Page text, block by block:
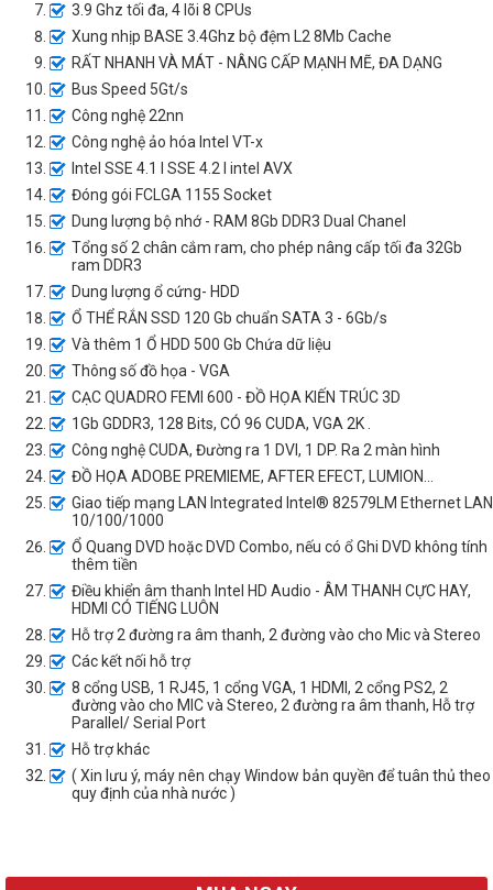
3.9 Ghz tối đa, 4 lõi 8 CPUs
Xung nhịp BASE 3.4Ghz bộ đệm L2 8Mb Cache
RẤT NHANH VÀ MÁT - NÂNG CẤP MẠNH MẼ, ĐA DẠNG
Bus Speed 5Gt/s
Công nghệ 22nn
Công nghệ ảo hóa Intel VT-x
Intel SSE 4.1 I SSE 4.2 I intel AVX
Đóng gói FCLGA 1155 Socket
Dung lượng bộ nhớ - RAM 8Gb DDR3 Dual Chanel
Tổng số 2 chân cắm ram, cho phép nâng cấp tối đa 32Gb
ram DDR3
Dung lượng ổ cứng- HDD
Ổ THỂ RẮN SSD 120 Gb chuẩn SATA 3 - 6Gb/s
Và thêm 1 Ổ HDD 500 Gb Chứa dữ liệu
Thông số đồ họa - VGA
CẠC QUADRO FEMI 600 - ĐỒ HỌA KIẾN TRÚC 3D
1Gb GDDR3, 128 Bits, CÓ 96 CUDA, VGA 2K .
Công nghệ CUDA, Đường ra 1 DVI, 1 DP. Ra 2 màn hình
ĐỒ HỌA ADOBE PREMIEME, AFTER EFECT, LUMION...
Giao tiếp mạng LAN Integrated Intel® 82579LM Ethernet LAN
10/100/1000
Ổ Quang DVD hoặc DVD Combo, nếu có ổ Ghi DVD không tính
thêm tiền
Điều khiển âm thanh Intel HD Audio - ÂM THANH CỰC HAY,
HDMI CÓ TIẾNG LUÔN
Hỗ trợ 2 đường ra âm thanh, 2 đường vào cho Mic và Stereo
Các kết nối hỗ trợ
8 cổng USB, 1 RJ45, 1 cổng VGA, 1 HDMI, 2 cổng PS2, 2
đường vào cho MIC và Stereo, 2 đường ra âm thanh, Hỗ trợ
Parallel/ Serial Port
Hỗ trợ khác
( Xin lưu ý, máy nên chạy Window bản quyền để tuân thủ theo
quy định của nhà nước )